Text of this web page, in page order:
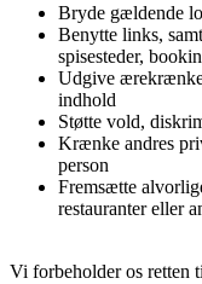
Bryde gældende
Benytte links,
spisesteder,
Udgive
indhold
Støtte vold,
Krænke andres
person
Fremsætte
restauranter eller
Vi forbeholder os retten